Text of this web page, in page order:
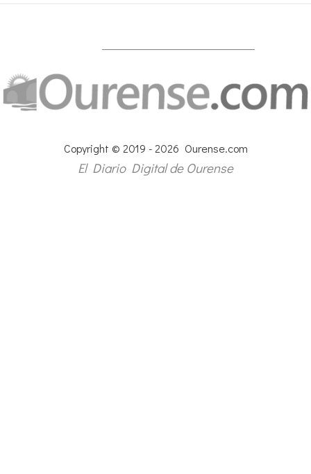
Copyright © 2019 - 2026 Ourense.com
El Diario Digital de Ourense